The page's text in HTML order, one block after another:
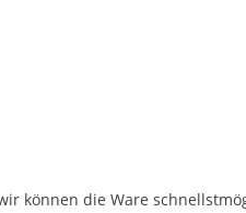
können die Ware